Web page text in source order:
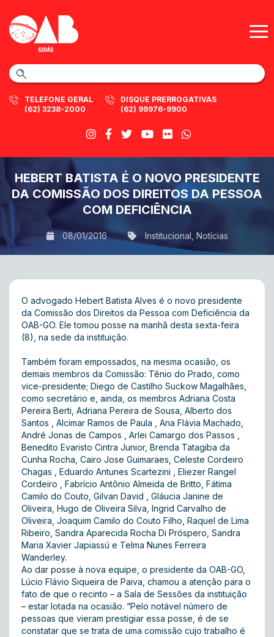
TELEFONE GERAL
(62) 3238-2000
DISQUE PRERROGATIVAS
(62) 99976-9900
HEBERT BATISTA É O NOVO PRESIDENTE
DA COMISSÃO DOS DIREITOS DA PESSOA
COM DEFICIÊNCIA
08/01/2016 Institucional Notícias
O advogado Hebert Batista Alves é o novo presidente
da Comissão dos Direitos da Pessoa com Deficiência da
OAB-GO. Ele tomou posse na manhã desta sexta-feira
(8), na sede da instituição.
Também foram empossados, na mesma ocasião, os
demais membros da Comissão: Tênio do Prado, como
vice-presidente; Diego de Castilho Suckow Magalhães,
como secretário e, ainda, os membros Adriana Costa
Pereira Berti, Adriana Pereira de Sousa, Alberto dos
Santos , Alcimar Ramos de Paula , Ana Flávia Machado,
André Jonas de Campos , Arlei Camargo dos Passos ,
Benedito Evaristo Cintra Junior, Brenda Tatagiba da
Cunha Rocha, Cairo Jose Guimaraes, Celeste Cordeiro
Chagas , Eduardo Antunes Scartezini , Eliezer Rangel
Cordeiro , Fabrício Antônio Almeida de Britto, Fátima
Camilo do Couto, Gilvan David , Gláucia Janine de
Oliveira, Hugo de Oliveira Silva, Ingrid Carvalho de
Oliveira, Joaquim Camilo do Couto Filho, Raquel de Lima
Ribeiro, Sandra Aparecida Rocha Di Próspero, Sandra
Maria Xavier Japiassú e Telma Nunes Ferreira
Wanderley.
Ao dar posse à nova equipe, o presidente da OAB-GO,
Lúcio Flávio Siqueira de Paiva, chamou a atenção para o
fato de que o recinto – a Sala de Sessões da instituição
– estar lotada na ocasião. “Pelo notável número de
pessoas que vieram prestigiar essa posse, é de se
constatar que se trata de uma comissão cujo trabalho é